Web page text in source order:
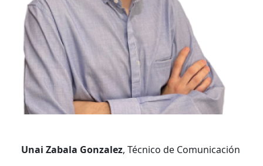
Unai Zabala Gonzalez, Técnico de Comunicación